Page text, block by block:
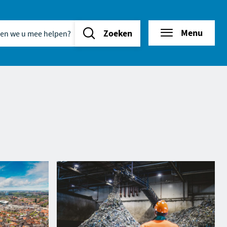
we u mee helpen?
Zoeken
Menu